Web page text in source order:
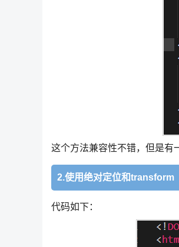
这个方法兼容性不错，但是有
2.使用绝对定位和transform
代码如下：